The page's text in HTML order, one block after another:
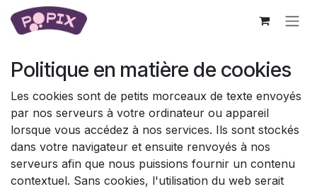
Se rendre au contenu
Politique en matière de cookies
Les cookies sont de petits morceaux de texte envoyés
par nos serveurs à votre ordinateur ou appareil
lorsque vous accédez à nos services. Ils sont stockés
dans votre navigateur et ensuite renvoyés à nos
serveurs afin que nous puissions fournir un contenu
contextuel. Sans cookies, l'utilisation du web serait